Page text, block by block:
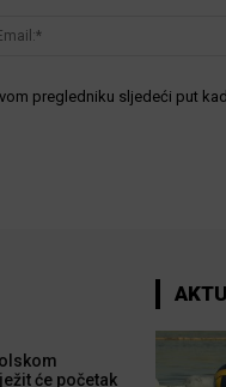
pregledniku sljedeći put
će početak